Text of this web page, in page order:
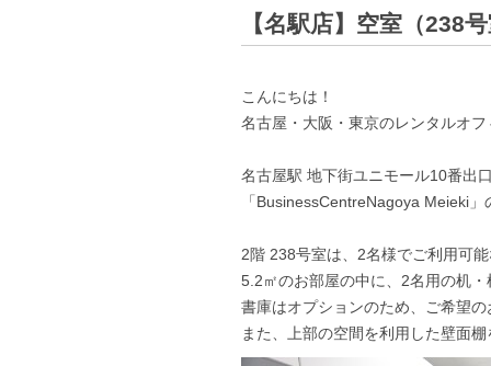
【名駅店】空室（238
こんにちは！
名古屋・大阪・東京のレンタルオ
名古屋駅 地下街ユニモール10番出
「BusinessCentreNagoya Meieki
2階 238号室は、2名様でご利用可
5.2㎡のお部屋の中に、2名用の机
書庫はオプションのため、ご希望
また、上部の空間を利用した壁面